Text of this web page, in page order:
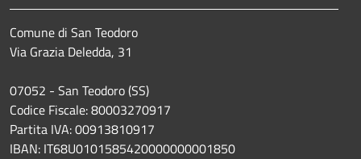
Comune di San Teodoro
Via Grazia Deledda, 31
07052 - San Teodoro (SS)
Codice Fiscale: 80003270917
Partita IVA: 00913810917
IBAN: IT68U0101585420000000001850